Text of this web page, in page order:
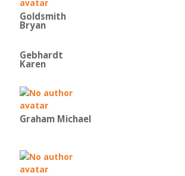
Goldsmith
Bryan
Gebhardt
Karen
Graham Michael